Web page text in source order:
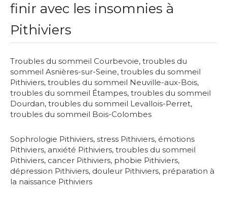
finir avec les insomnies à
Pithiviers
Troubles du sommeil Courbevoie, troubles du
sommeil Asnières-sur-Seine, troubles du sommeil
Pithiviers, troubles du sommeil Neuville-aux-Bois,
troubles du sommeil Étampes, troubles du sommeil
Dourdan, troubles du sommeil Levallois-Perret,
troubles du sommeil Bois-Colombes
Sophrologie Pithiviers, stress Pithiviers, émotions
Pithiviers, anxiété Pithiviers, troubles du sommeil
Pithiviers, cancer Pithiviers, phobie Pithiviers,
dépression Pithiviers, douleur Pithiviers, préparation à
la naissance Pithiviers